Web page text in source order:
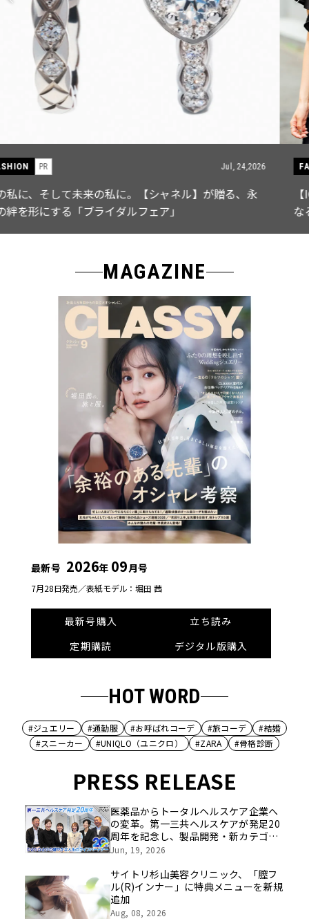
FASHION Jul, 15,2026
【ICB】人気インフルエンサーと共同制作! 週5で着たく
なる「名品ブラウス」２選
MAGAZINE
最新号 2026年 09月号
7月28日発売／表紙モデル：堀田 茜
最新号購入
立ち読み
定期購読
デジタル版購入
HOT WORD
#ジュエリー #通勤服 #お呼ばれコーデ #旅コーデ
#結婚
#スニーカー
#UNIQLO（ユニクロ） #ZARA #骨格診断
PRESS RELEASE
医薬品からトータルヘルスケア企業へ
の変革。第一三共ヘルスケアが発足20
周年を記念し、製品開発・新カテゴリ
挑戦の舞台や旧社統合時のエピソード
像を公開！
Jun, 19, 2026
サイトリ杉山美容クリニック、「膣フ
ル(R)インナー」に特典メニューを新規
追加
Aug, 08, 2026